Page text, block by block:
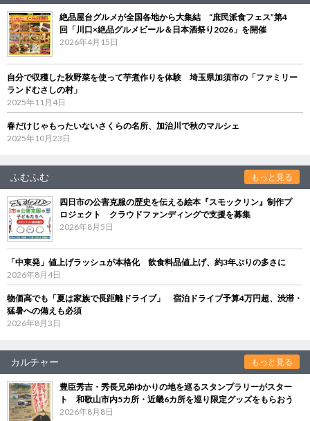
絶品屋台グルメが全国各地から大集結 “庶民派食フェス”第4
回「川口×絶品グルメビール＆日本酒祭り2026」を開催
2026年4月15日
自分で収穫した秋野菜を使って芋煮作りを体験 埼玉県加須市の「ファミリー
ランドむさしの村」
2025年11月4日
春だけじゃもったいないさくらの名所、加治川で秋のマルシェ
2025年10月23日
ふむふむ もっと見る
四日市の公害克服の歴史を伝える絵本『スモックリン』制作プ
ロジェクト クラウドファンディングで支援を募集
2026年8月5日
「中東発」値上げラッシュが本格化 飲食料品値上げ、約3年ぶりの多さに
2026年8月4日
物価高でも「夏は家族で長距離ドライブ」 宿泊ドライブ予算4万円超、渋滞・
猛暑への備えも必須
2026年8月3日
カルチャー もっと見る
豊臣秀吉・秀長兄弟ゆかりの地を巡るスタンプラリーがスター
ト 和歌山市内5カ所・近畿6カ所を巡り限定グッズをもらおう
2026年8月8日